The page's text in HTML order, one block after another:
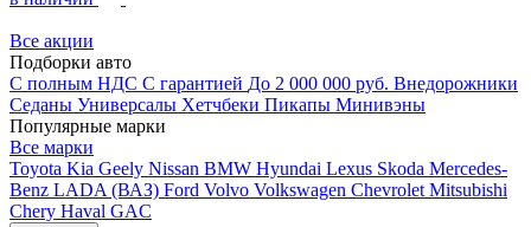
Все акции
Подборки авто
С полным НДС С гарантией До 2 000 000 руб. Внедорожники
Седаны Универсалы Хетчбеки Пикапы Минивэны
Популярные марки
Все марки
Toyota Kia Geely Nissan BMW Hyundai Lexus Skoda Mercedes-
Benz LADA (ВАЗ) Ford Volvo Volkswagen Chevrolet Mitsubishi
Chery Haval GAC